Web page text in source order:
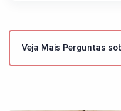
Veja Mais Perguntas